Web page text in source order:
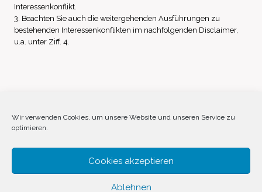
Wir verwenden Cookies, um unsere Website und unseren Service zu
optimieren.
Cookies akzeptieren
Ablehnen
Interessenkonflikt.
3. Beachten Sie auch die weitergehenden Ausführungen zu
bestehenden Interessenkonflikten im nachfolgenden Disclaimer,
u.a. unter Ziff. 4.
Impressum Datenschutz
Disclaimer